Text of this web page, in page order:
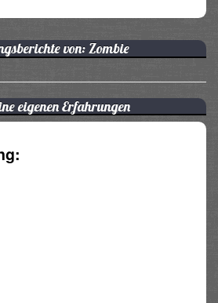
von: Zombie
eigenen Erfahrungen